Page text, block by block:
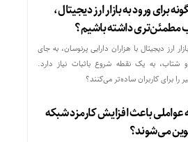
برای ورود به بازار ارز دیجیتال،
مطمئن‌تری داشته باشیم؟
ارز دیجیتال با هزاران دارایی پرنوسان، به جای
شتاب، به یک نقطه شروع باثبات نیاز دارد.
برای کاربران ساده‌تر می‌کنند؟
باعث افزایش کارمزد شبکه
می‌شوند؟